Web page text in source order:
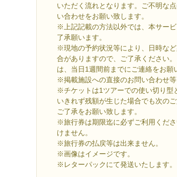
いただく流れとなります。ご不明な
い合わせをお願い致します。
※上記記載の方法以外では、本サー
了承願います。
※現地の予約状況等により、日時な
合がありますので、ご了承ください
は、当日1週間前までにご連絡をお願
※掲載施設への直接のお問い合わせ
※チケットは1ツアーでの使い切り型
いきれず残額が生じた場合でも次の
ご了承をお願い致します。
※旅行券は期限迄に必ずご利用くだ
けません。
※旅行券の払戻等は出来ません。
※画像はイメージです。
※レターパックにて発送いたします。